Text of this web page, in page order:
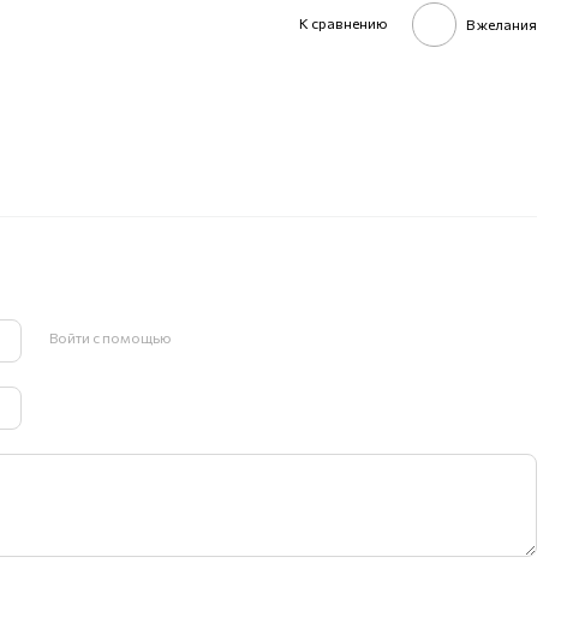
К сравнению В желания
Войти с помощью